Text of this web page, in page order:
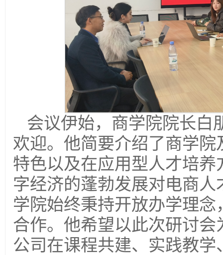
会议伊始，商学院院长白
欢迎。他简要介绍了商学
特色以及在应用型人才培
字经济的蓬勃发展对电商
学院始终秉持开放办学理
合作。他希望以此次研讨
公司在课程共建、实践教